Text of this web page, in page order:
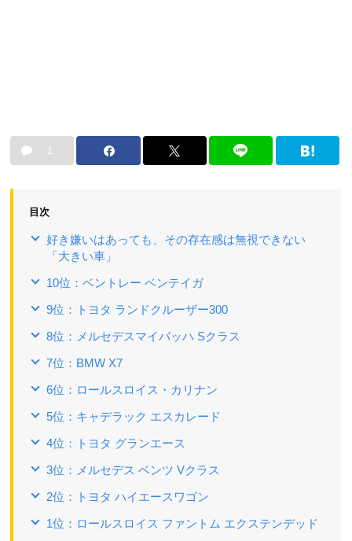
1
目次
好き嫌いはあっても、その存在感は無視できない
「大きい車」
10位：ベントレー ベンテイガ
9位：トヨタ ランドクルーザー300
8位：メルセデスマイバッハ Sクラス
7位：BMW X7
6位：ロールスロイス・カリナン
5位：キャデラック エスカレード
4位：トヨタ グランエース
3位：メルセデス ベンツ Vクラス
2位：トヨタ ハイエースワゴン
1位：ロールスロイス ファントム エクステンデッド